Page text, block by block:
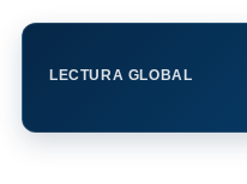
LECTURA GLOBAL